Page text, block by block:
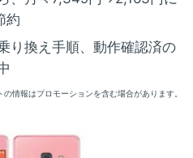
約
り換え手順、動作確認済の
の情報はプロモーションを含む場合があります。